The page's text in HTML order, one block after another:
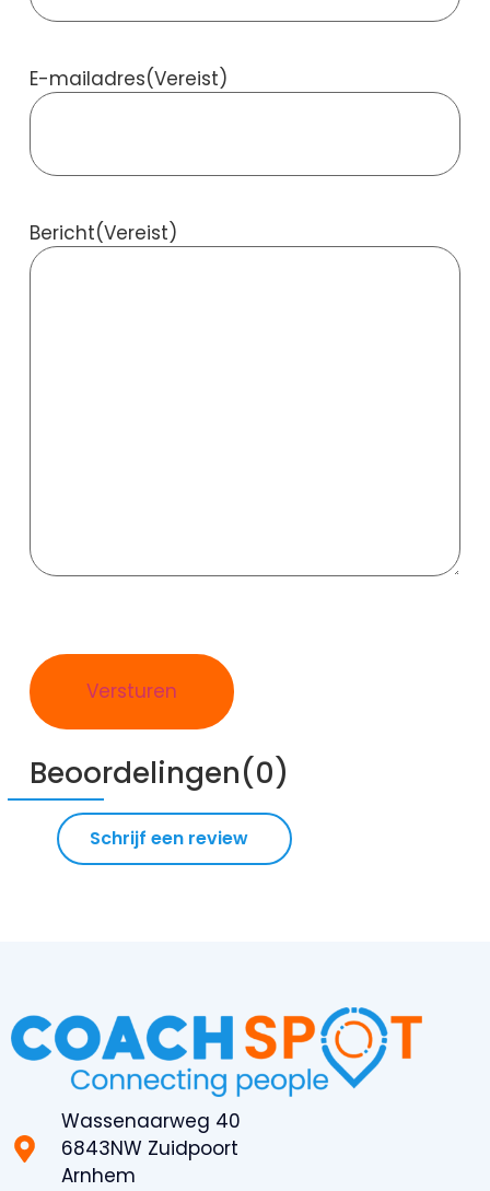
E-mailadres(Vereist)
Bericht(Vereist)
Beoordelingen(0)
Schrijf een review
Wassenaarweg 40
6843NW Zuidpoort
Arnhem